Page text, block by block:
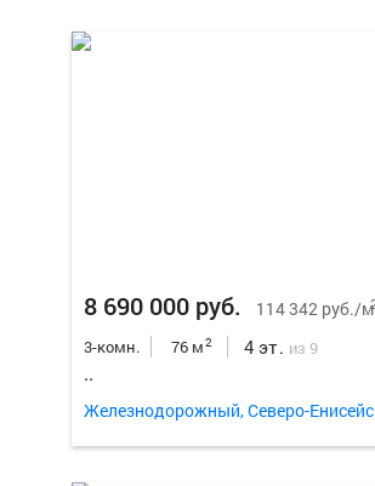
8 690 000 руб. 114 342 руб./м
3-комн. 76 м2 4 эт. из 9
..